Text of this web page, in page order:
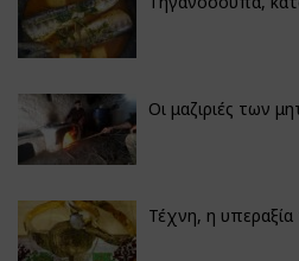
Οι μαζιριές των
Τέχνη, η